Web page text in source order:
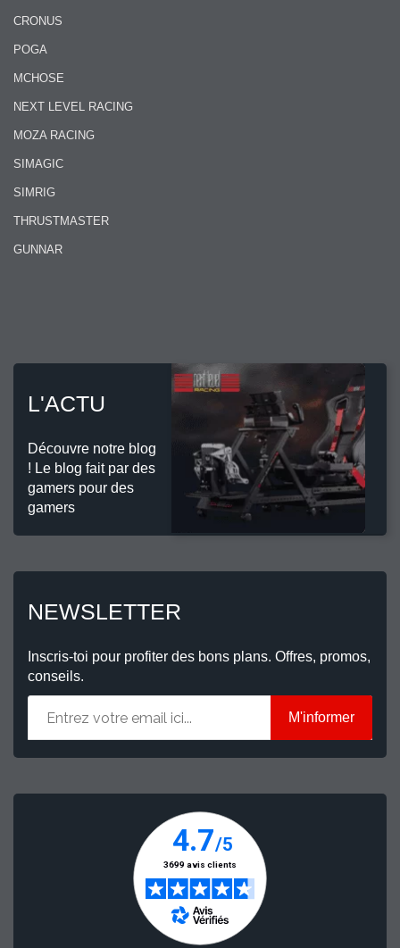
CRONUS
POGA
MCHOSE
NEXT LEVEL RACING
MOZA RACING
SIMAGIC
SIMRIG
THRUSTMASTER
GUNNAR
L'ACTU
Découvre notre blog
! Le blog fait par des
gamers pour des
gamers
NEWSLETTER
Inscris-toi pour profiter des bons plans. Offres, promos,
conseils.
M'informer